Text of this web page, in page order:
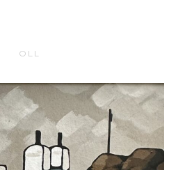
OLL